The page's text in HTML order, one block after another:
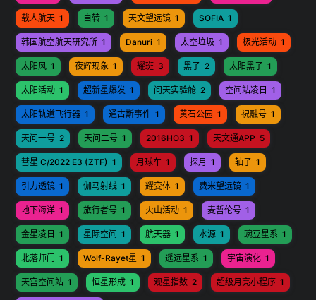
载人航天 1 自转 1 天文望远镜 1 SOFIA 1
韩国航空航天研究所 1 Danuri 1 太空垃圾 1 极光活动 1
太阳风 1 夜辉现象 1 耀斑 3 黑子 2 太阳黑子 1
太阳活动 1 超新星爆发 1 问天实验舱 2 空间站凌日 1
太阳轨道飞行器 1 通古斯事件 1 黄石公园 1 祝融号 1
天问一号 2 天问二号 1 2016HO3 1 天文通APP 5
彗星 C/2022 E3 (ZTF) 1 月球车 1 探月 1 轴子 1
引力透镜 1 伽马射线 1 耀变体 1 费米望远镜 1
地下海洋 1 旅行者号 1 火山活动 1 麦哲伦号 1
金星凌日 1 星际空间 1 航天器 1 水源 1 豌豆星系 1
北落师门 1 Wolf-Rayet星 1 遥远星系 1 宇宙演化 1
天宫空间站 1 恒星形成 1 观星指数 2 超级月亮小程序 1